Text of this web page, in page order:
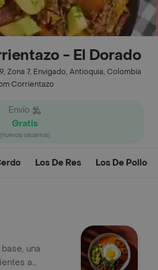
- El Dorado
Zona 7, Envigado, Antioquia, Colombia
Corrientazo
Envío
Gratis
(nuevos usuarios)
Los De Res Los De Pollo
una
a